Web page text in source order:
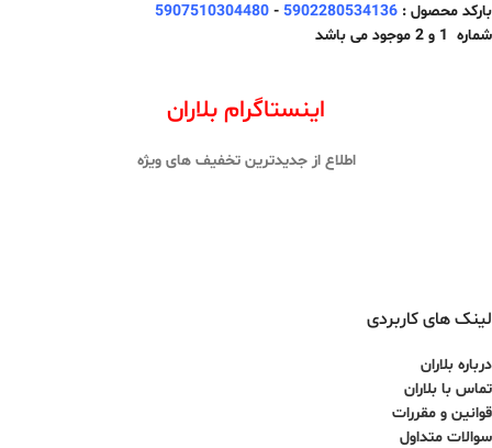
بارکد محصول : 5902280534136
-
5907510304480
شماره 1 و 2 موجود می باشد
اینستاگرام بلاران
اطلاع از جدیدترین تخفیف های ویژه
لینک های کاربردی
درباره بلاران
تماس با بلاران
قوانین و مقررات
سوالات متداول